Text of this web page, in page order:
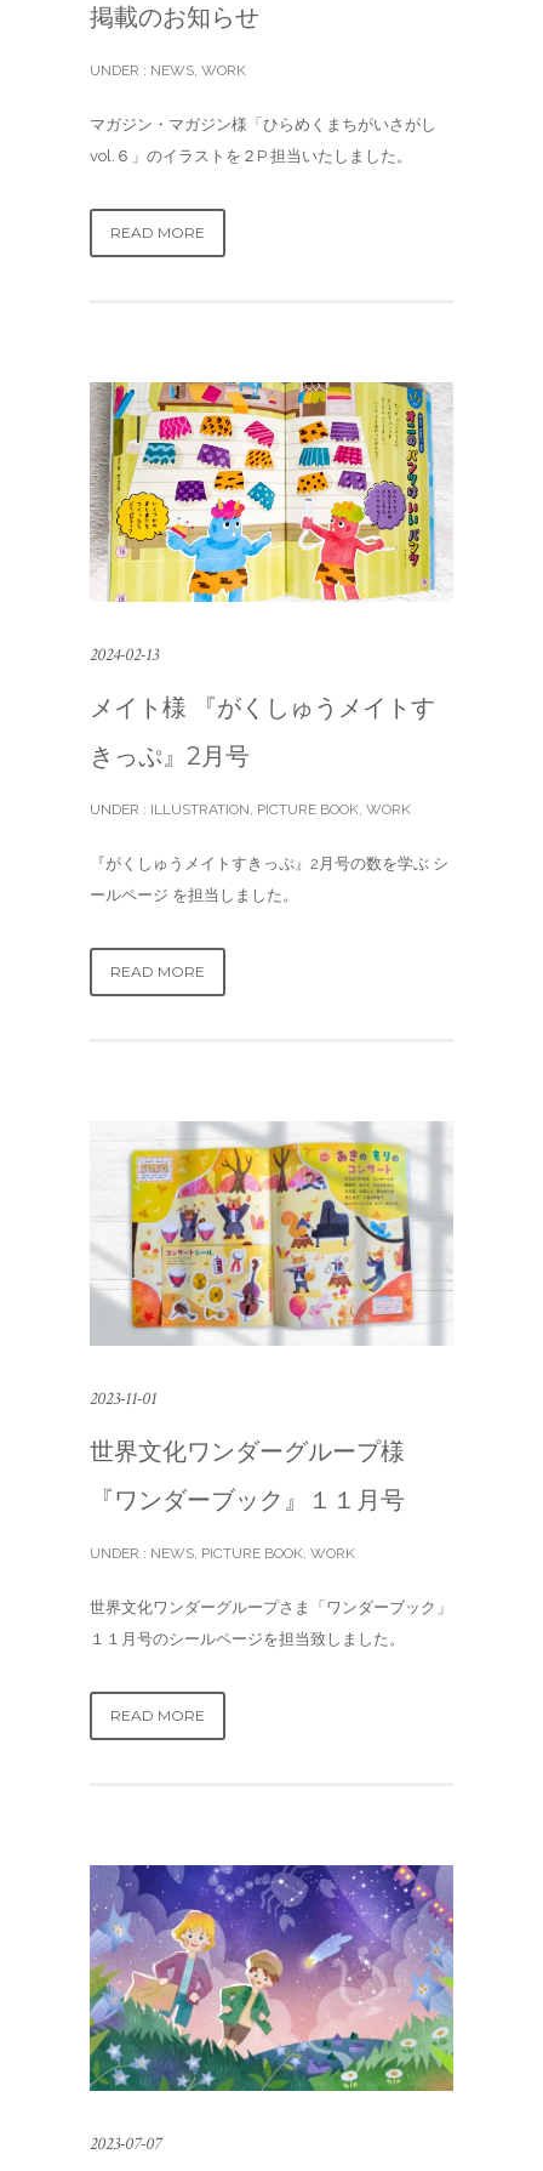
掲載のお知らせ
UNDER : NEWS WORK
マガジン・マガジン様「ひらめくまちがいさがし
vol.６」のイラストを２P 担当いたしました。
READ MORE
2024-02-13
メイト様 『がくしゅうメイトす
きっぷ』2月号
UNDER : ILLUSTRATION PICTURE BOOK WORK
『がくしゅうメイトすきっぷ』2月号の数を学ぶ シ
ールページ を担当しました。
READ MORE
2023-11-01
世界文化ワンダーグループ様
『ワンダーブック』１１月号
UNDER : NEWS, PICTURE BOOK, WORK
世界文化ワンダーグループさま「ワンダーブック」
１１月号のシールページを担当致しました。
READ MORE
2023-07-07